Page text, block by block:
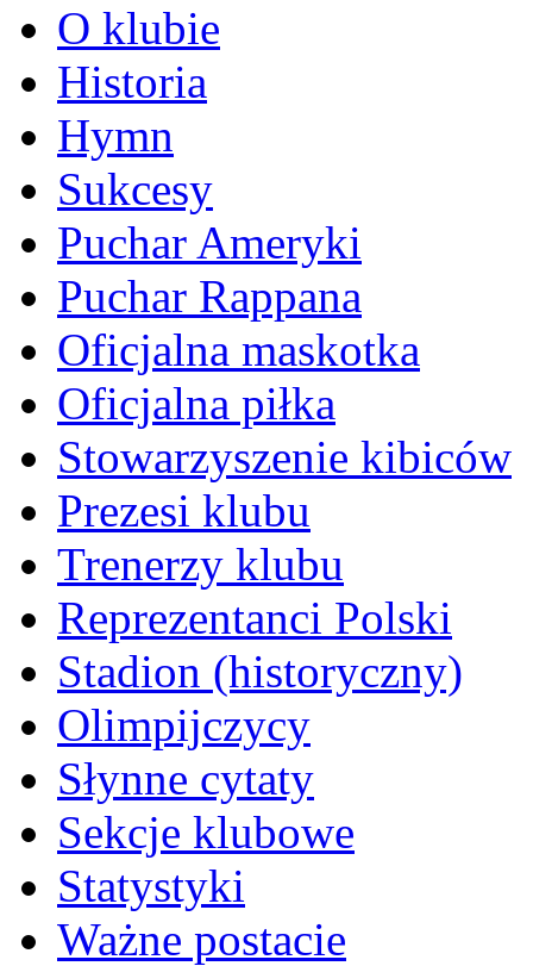
O klubie
Historia
Hymn
Sukcesy
Puchar Ameryki
Puchar Rappana
Oficjalna maskotka
Oficjalna piłka
Stowarzyszenie kibiców
Prezesi klubu
Trenerzy klubu
Reprezentanci Polski
Stadion (historyczny)
Olimpijczycy
Słynne cytaty
Sekcje klubowe
Statystyki
Ważne postacie